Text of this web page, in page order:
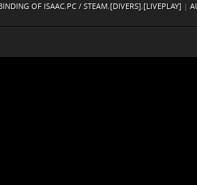
BINDING OF ISAAC,PC / STEAM,[DIVERS],[LIVEPLAY]